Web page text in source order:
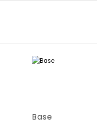
Questo prodotto ha più varianti. Le opzioni possono essere scelte nella pagina del prodotto
Base